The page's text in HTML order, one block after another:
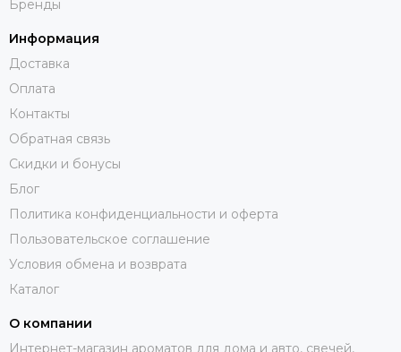
Бренды
Информация
Доставка
Оплата
Контакты
Обратная связь
Скидки и бонусы
Блог
Политика конфиденциальности и оферта
Пользовательское соглашение
Условия обмена и возврата
Каталог
О компании
Интернет-магазин ароматов для дома и авто, свечей,